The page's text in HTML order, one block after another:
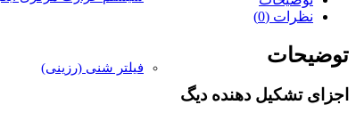
فیلتر شنی (رزینی)
نظرات (0)
توضیحات
اجزای تشکیل دهنده دیگ بخار بویلر ایران